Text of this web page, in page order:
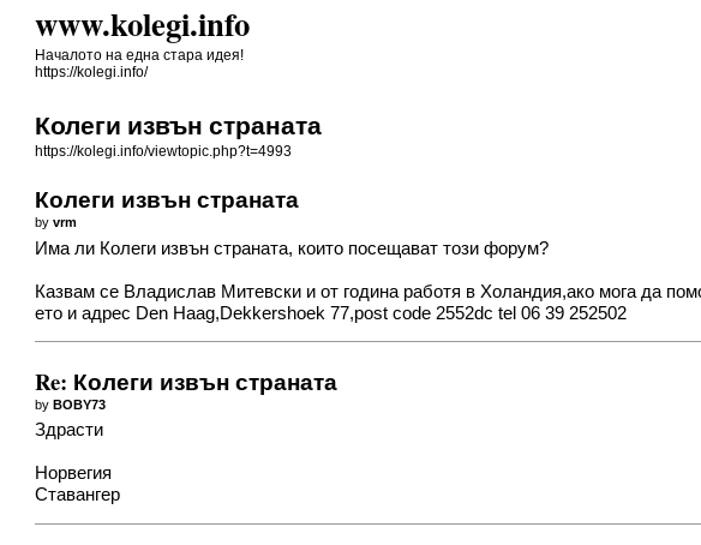
www.kolegi.info
Началото на една стара идея!
https://kolegi.info/
Колеги извън страната
https://kolegi.info/viewtopic.php?t=4993
Колеги извън страната
byvrm
Има ли Колеги извън страната, които посещават този форум?
Казвам се Владислав Митевски и от година работя в Холандия,ако мога да
ето и адрес Den Haag,Dekkershoek 77,post code 2552dc tel 06 39 252502
Re: Колеги извън страната
byBOBY73
Здрасти
Норвегия
Ставангер